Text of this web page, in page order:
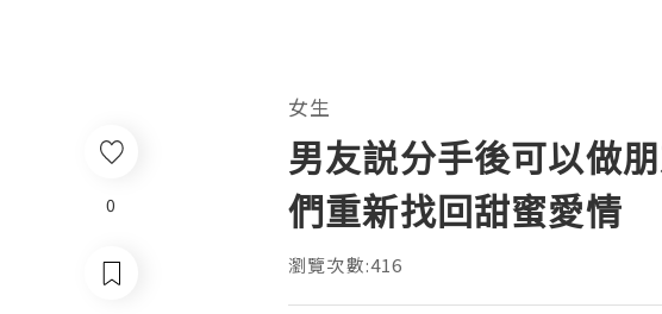
女生
男友説分手後可以做
們重新找回甜蜜愛情
瀏覽次數:416
0